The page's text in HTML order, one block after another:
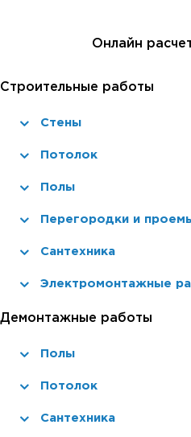
Онлайн
Строительные работы
Стены
Потолок
Полы
Перегородки и
Сантехника
Электромонтажные
Демонтажные работы
Полы
Потолок
Сантехника